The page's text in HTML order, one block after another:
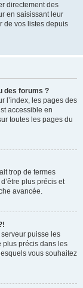
directement des
en saisissant leur
de vos listes depuis
des forums ?
l’index, les pages des
accessible en
toutes les pages du
trop de termes
plus précis et
avancée.
puisse les
plus précis dans les
vous souhaitez